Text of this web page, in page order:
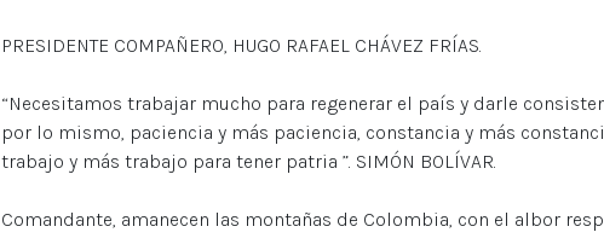
PRESIDENTE COMPAÑERO, HUGO RAFAEL CHÁVEZ FRÍAS.
“Necesitamos trabajar mucho para regenerar el país y darle
por lo mismo, paciencia y más paciencia, constancia y más
trabajo y más trabajo para tener patria ”. SIMÓN BOLÍVAR.
Comandante, amanecen las montañas de Colombia, con el albor